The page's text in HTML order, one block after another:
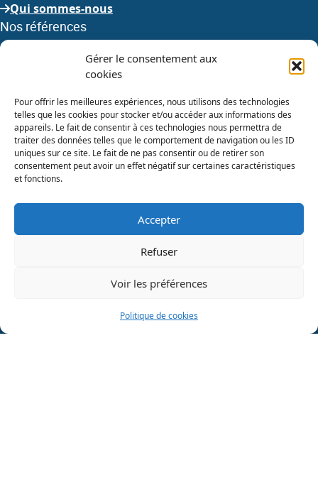
Gérer le consentement aux
cookies
Pour offrir les meilleures expériences, nous utilisons des technologies
telles que les cookies pour stocker et/ou accéder aux informations des
appareils. Le fait de consentir à ces technologies nous permettra de
traiter des données telles que le comportement de navigation ou les ID
uniques sur ce site. Le fait de ne pas consentir ou de retirer son
consentement peut avoir un effet négatif sur certaines caractéristiques
et fonctions.
Accepter
Refuser
Voir les préférences
Politique de cookies
Qui sommes-nous
Nos références
Nous avons à cœur de réaliser les meilleurs projets pour
nos clients, en voici quelques exemples
Voir toutes nos références
Nous rejoindre
L’humain et le bien-être de nos collaborateurs sont au
cœur de notre stratégie d’entreprise